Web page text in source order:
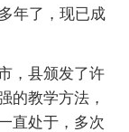
年了，现已成
，县颁发了许
的教学方法，
直处于，多次